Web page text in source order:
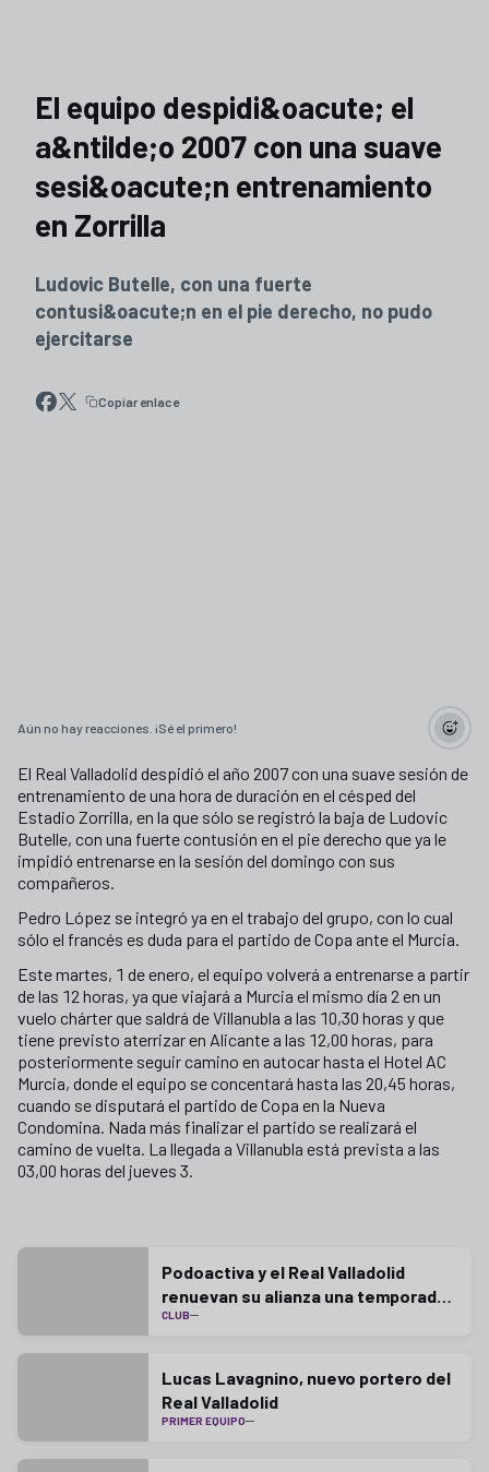
El equipo despidi&oacute; el
a&ntilde;o 2007 con una suave
sesi&oacute;n entrenamiento
en Zorrilla
Ludovic Butelle, con una fuerte
contusi&oacute;n en el pie derecho, no pudo
ejercitarse
Copiar enlace
Aún no hay reacciones. ¡Sé el primero!
El Real Valladolid despidió el año 2007 con una suave sesión de
entrenamiento de una hora de duración en el césped del
Estadio Zorrilla, en la que sólo se registró la baja de Ludovic
Butelle, con una fuerte contusión en el pie derecho que ya le
impidió entrenarse en la sesión del domingo con sus
compañeros.
Pedro López se integró ya en el trabajo del grupo, con lo cual
sólo el francés es duda para el partido de Copa ante el Murcia.
Este martes, 1 de enero, el equipo volverá a entrenarse a partir
de las 12 horas, ya que viajará a Murcia el mismo día 2 en un
vuelo chárter que saldrá de Villanubla a las 10,30 horas y que
tiene previsto aterrizar en Alicante a las 12,00 horas, para
posteriormente seguir camino en autocar hasta el Hotel AC
Murcia, donde el equipo se concentará hasta las 20,45 horas,
cuando se disputará el partido de Copa en la Nueva
Condomina. Nada más finalizar el partido se realizará el
camino de vuelta. La llegada a Villanubla está prevista a las
03,00 horas del jueves 3.
Podoactiva y el Real Valladolid
renuevan su alianza una temporada
más
CLUB
Lucas Lavagnino, nuevo portero del
Real Valladolid
PRIMER EQUIPO